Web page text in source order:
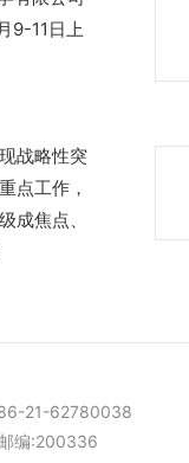
9-11日上
战略性突
点工作，
成焦点、
21-62780038
编:200336